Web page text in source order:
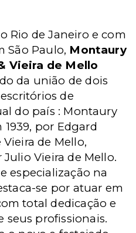
Rio de Janeiro e com
São Paulo, Montaury
Vieira de Mello
da união de dois
de
do país : Montaury
por Edgard
de Mello,
Vieira de Mello.
especialização na
se por atuar em
total dedicação e
profissionais.